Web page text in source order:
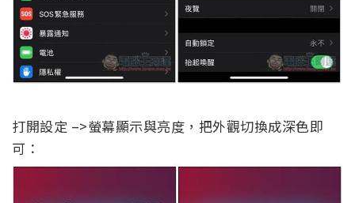
打開設定 –>螢幕顯示與亮度，把外觀切換成深色即
可：